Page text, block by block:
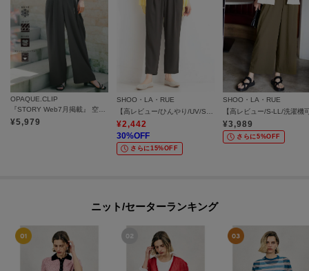
OPAQUE.CLIP
『STORY Web7月掲載』 空気パンツ《接触冷感／UVケア／吸水速乾／防シワ／洗濯機OK》
¥5,979
SHOO・LA・RUE
【高レビュー/ひんやり/UV/SS-3L/セットアップ可】さらさらぷるん イージーテーパードパンツ
¥2,442
30%OFF
さらに15%OFF
SHOO・LA・RUE
¥3,989
さらに5%OFF
ニット/セーターランキング